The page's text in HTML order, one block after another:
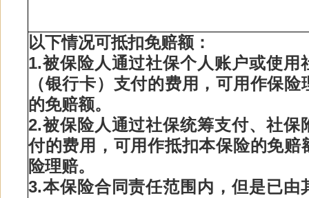
以下情况可抵扣免赔额：
1.被保险人通过社保个人账户或使用
（银行卡）支付的费用，可用作保
的免赔额。
2.被保险人通过社保统筹支付、社保
付的费用，可用作抵扣本保险的免赔
险理赔。
3.本保险合同责任范围内，但是已由